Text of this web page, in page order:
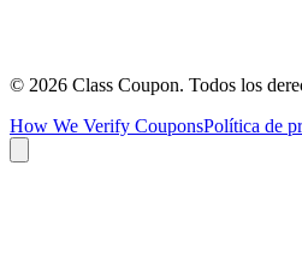
© 2026 Class Coupon. Todos los
How We Verify CouponsPolítica de